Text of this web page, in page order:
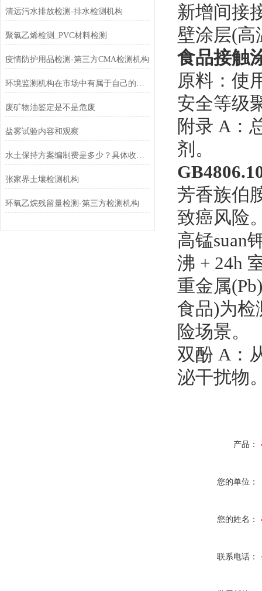
清远污水排放检测-排水检测机构
聚氯乙烯检测_PVC材料检测
疫情防护用品检测-第三方CMA检测机构
环境监测机构在市场中有属于自己的一席之地
废矿物油鉴定是不是危废
盐雾试验内容和观察
水土保持方案编制费是多少？具体收费标准
张家界土壤检测机构
环氧乙烷残留量检测-第三方检测机构
新增间接
壁涂层(高
食品接触
原料：使
安全等级
附录 A：
剂。
芳香族伯
致癌风险
高锰suan
沸 + 24h
重金属
食品)为检
险场景。
双酚 A：
泌干扰物
产品：
您的单位：
您的姓名：
联系电话：